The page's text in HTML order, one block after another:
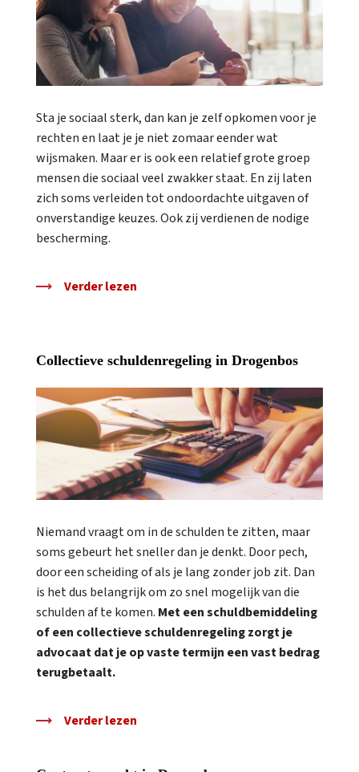
Sta je sociaal sterk, dan kan je zelf opkomen voor je
rechten en laat je je niet zomaar eender wat
wijsmaken. Maar er is ook een relatief grote groep
mensen die sociaal veel zwakker staat. En zij laten
zich soms verleiden tot ondoordachte uitgaven of
onverstandige keuzes. Ook zij verdienen de nodige
bescherming.
Verder lezen
Collectieve schuldenregeling in Drogenbos
Niemand vraagt om in de schulden te zitten, maar
soms gebeurt het sneller dan je denkt. Door pech,
door een scheiding of als je lang zonder job zit. Dan
is het dus belangrijk om zo snel mogelijk van die
schulden af te komen. Met een schuldbemiddeling
of een collectieve schuldenregeling zorgt je
advocaat dat je op vaste termijn een vast bedrag
terugbetaalt.
Verder lezen